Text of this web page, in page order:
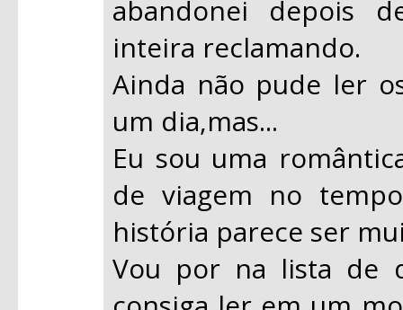
abandonei depois
inteira reclamando.
Ainda não pude ler
um dia,mas...
Eu sou uma
de viagem no
história parece ser
Vou por na lista de